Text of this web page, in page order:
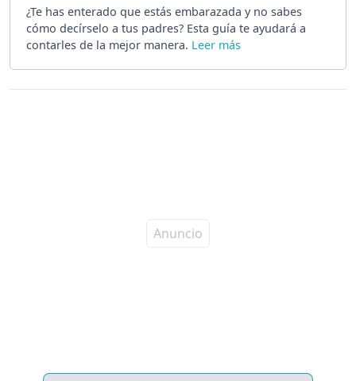
¿Te has enterado que estás embarazada y no sabes
cómo decírselo a tus padres? Esta guía te ayudará a
contarles de la mejor manera.